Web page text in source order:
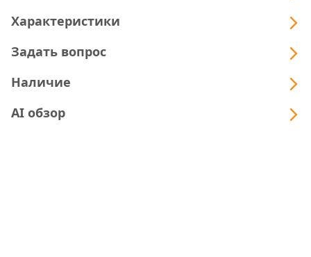
Характеристики
Задать вопрос
Наличие
AI обзор